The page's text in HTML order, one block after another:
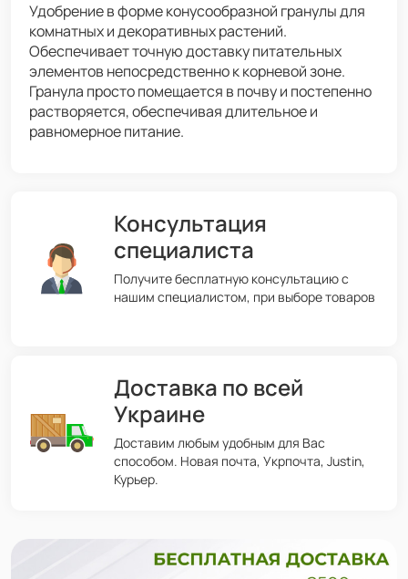
Удобрение в форме конусообразной гранулы для
комнатных и декоративных растений.
Обеспечивает точную доставку питательных
элементов непосредственно к корневой зоне.
Гранула просто помещается в почву и постепенно
растворяется, обеспечивая длительное и
равномерное питание.
Консультация
специалиста
Получите бесплатную консультацию с
нашим специалистом, при выборе товаров
Доставка по всей
Украине
Доставим любым удобным для Вас
способом. Новая почта, Укрпочта, Justin,
Курьер.